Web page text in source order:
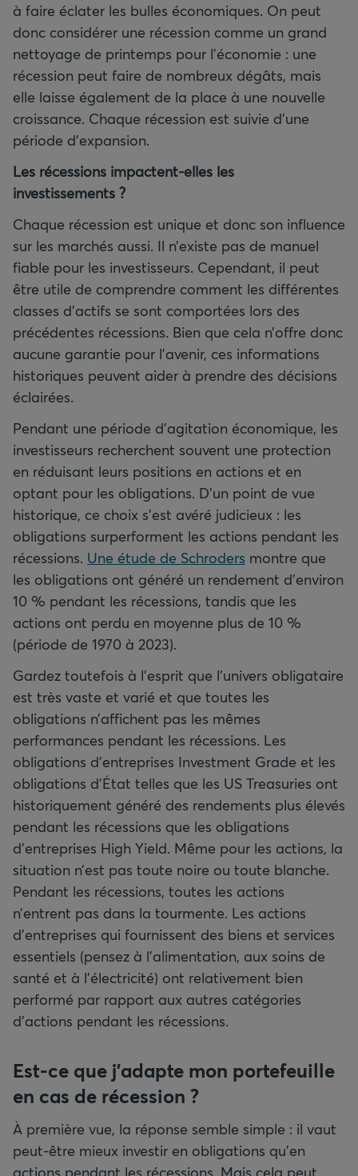
à faire éclater les bulles économiques. On peut
donc considérer une récession comme un grand
nettoyage de printemps pour l’économie : une
récession peut faire de nombreux dégâts, mais
elle laisse également de la place à une nouvelle
croissance. Chaque récession est suivie d’une
période d’expansion.
Les récessions impactent-elles les
investissements ?
Chaque récession est unique et donc son influence
sur les marchés aussi. Il n’existe pas de manuel
fiable pour les investisseurs. Cependant, il peut
être utile de comprendre comment les différentes
classes d’actifs se sont comportées lors des
précédentes récessions. Bien que cela n’offre donc
aucune garantie pour l’avenir, ces informations
historiques peuvent aider à prendre des décisions
éclairées.
Pendant une période d’agitation économique, les
investisseurs recherchent souvent une protection
en réduisant leurs positions en actions et en
optant pour les obligations. D’un point de vue
historique, ce choix s’est avéré judicieux : les
obligations surperforment les actions pendant les
récessions. Une étude de Schroders montre que
les obligations ont généré un rendement d’environ
10 % pendant les récessions, tandis que les
actions ont perdu en moyenne plus de 10 %
(période de 1970 à 2023).
Gardez toutefois à l’esprit que l’univers obligataire
est très vaste et varié et que toutes les
obligations n’affichent pas les mêmes
performances pendant les récessions. Les
obligations d’entreprises Investment Grade et les
obligations d’État telles que les US Treasuries ont
historiquement généré des rendements plus élevés
pendant les récessions que les obligations
d’entreprises High Yield. Même pour les actions, la
situation n’est pas toute noire ou toute blanche.
Pendant les récessions, toutes les actions
n’entrent pas dans la tourmente. Les actions
d’entreprises qui fournissent des biens et services
essentiels (pensez à l’alimentation, aux soins de
santé et à l’électricité) ont relativement bien
performé par rapport aux autres catégories
d’actions pendant les récessions.
Est-ce que j’adapte mon portefeuille
en cas de récession ?
À première vue, la réponse semble simple : il vaut
peut-être mieux investir en obligations qu’en
actions pendant les récessions. Mais cela peut